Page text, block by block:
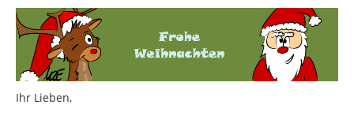
Ihr Lieben,